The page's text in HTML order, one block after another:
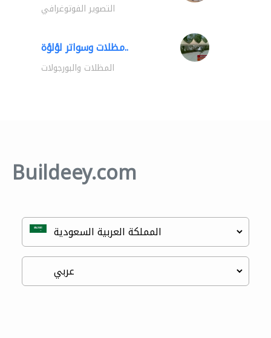
التصوير الفوتوغرافي
مظلات وسواتر لؤلؤة..
المظلات والبورجولات
Buildeey.com